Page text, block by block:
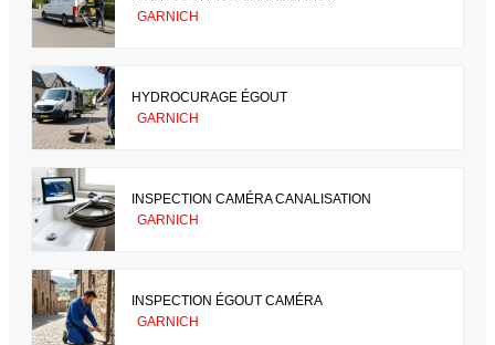
GARNICH
HYDROCURAGE ÉGOUT
GARNICH
INSPECTION CAMÉRA CANALISATION
GARNICH
INSPECTION ÉGOUT CAMÉRA
GARNICH